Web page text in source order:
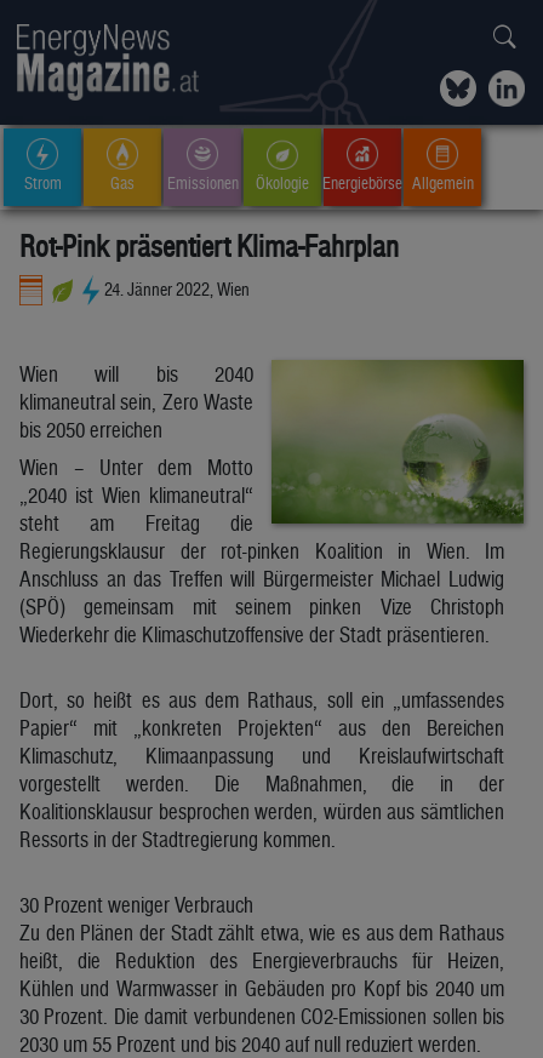
Strom Gas Emissionen Ökologie Energiebörse Allgemein
Rot-Pink präsentiert Klima-Fahrplan
24. Jänner 2022, Wien
Wien will bis 2040
klimaneutral sein, Zero Waste
bis 2050 erreichen
Wien – Unter dem Motto
„2040 ist Wien klimaneutral“
steht am Freitag die
Regierungsklausur der rot-pinken Koalition in Wien. Im
Anschluss an das Treffen will Bürgermeister Michael Ludwig
(SPÖ) gemeinsam mit seinem pinken Vize Christoph
Wiederkehr die Klimaschutzoffensive der Stadt präsentieren.
Dort, so heißt es aus dem Rathaus, soll ein „umfassendes
Papier“ mit „konkreten Projekten“ aus den Bereichen
Klimaschutz, Klimaanpassung und Kreislaufwirtschaft
vorgestellt werden. Die Maßnahmen, die in der
Koalitionsklausur besprochen werden, würden aus sämtlichen
Ressorts in der Stadtregierung kommen.
30 Prozent weniger Verbrauch
Zu den Plänen der Stadt zählt etwa, wie es aus dem Rathaus
heißt, die Reduktion des Energieverbrauchs für Heizen,
Kühlen und Warmwasser in Gebäuden pro Kopf bis 2040 um
30 Prozent. Die damit verbundenen CO2-Emissionen sollen bis
2030 um 55 Prozent und bis 2040 auf null reduziert werden.